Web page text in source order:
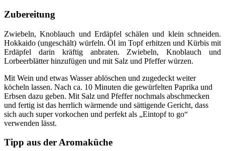
Zubereitung
Zwiebeln, Knoblauch und Erdäpfel schälen und klein schneiden.
Hokkaido (ungeschält) würfeln. Öl im Topf erhitzen und Kürbis mit
Erdäpfel darin kräftig anbraten. Zwiebeln, Knoblauch und
Lorbeerblätter hinzufügen und mit Salz und Pfeffer würzen.
Mit Wein und etwas Wasser ablöschen und zugedeckt weiter
köcheln lassen. Nach ca. 10 Minuten die gewürfelten Paprika und
Erbsen dazu geben. Mit Salz und Pfeffer nochmals abschmecken
und fertig ist das herrlich wärmende und sättigende Gericht, dass
sich auch super vorkochen und perfekt als „Eintopf to go“
verwenden lässt.
Tipp aus der Aromaküche